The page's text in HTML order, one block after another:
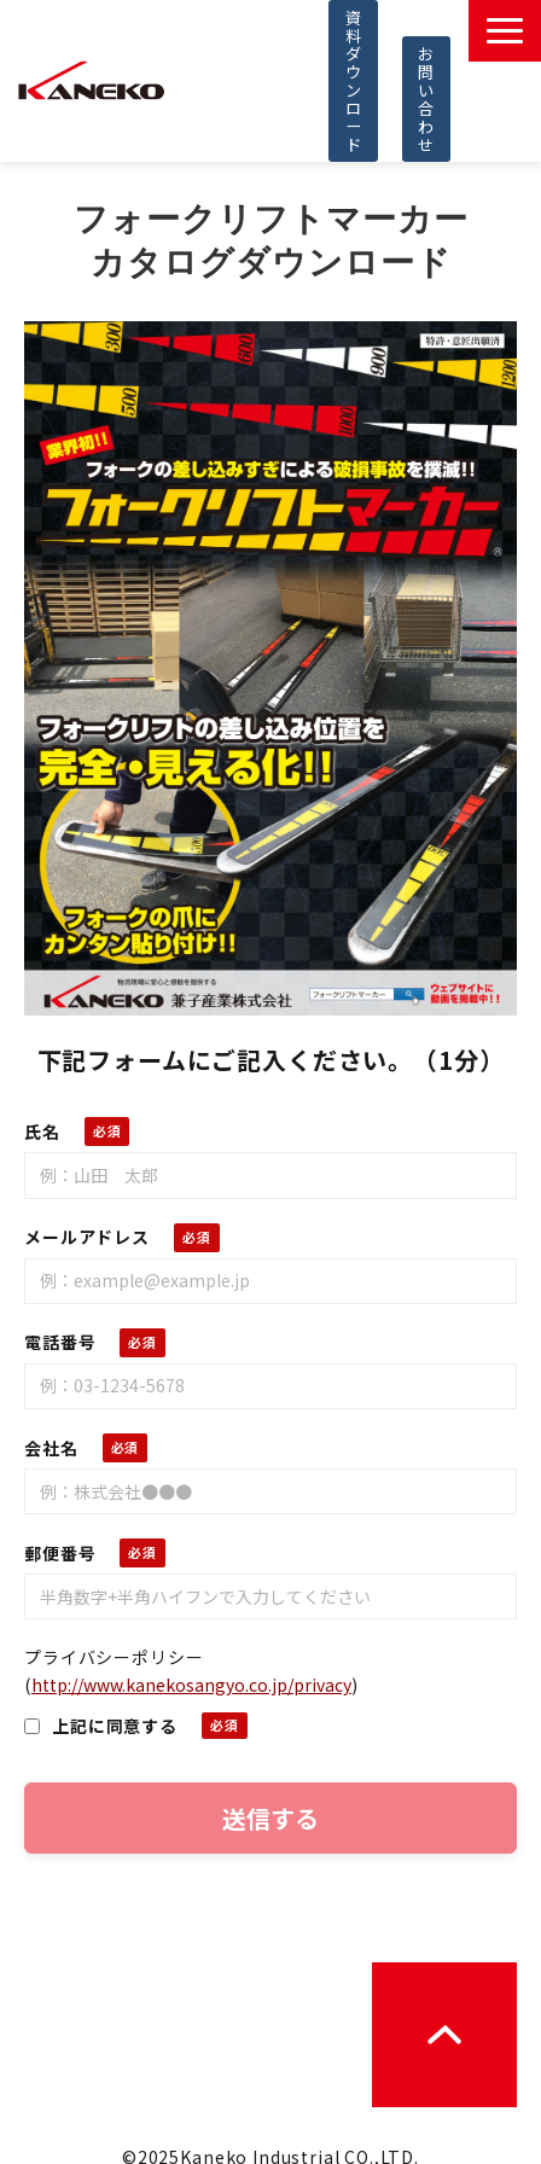
資
料
ダ
ウ
ン
ロ
ー
ド
お
問
い
合
わ
せ
導入事例
選ばれる理由
知的財産
採用情報
フォークリフトマーカー
カタログダウンロード
下記フォームにご記入ください。（1分）
氏名
メールアドレス
電話番号
会社名
郵便番号
プライバシーポリシー
(http://www.kanekosangyo.co.jp/privacy)
上記に同意する
©2025Kaneko Industrial CO.,LTD.